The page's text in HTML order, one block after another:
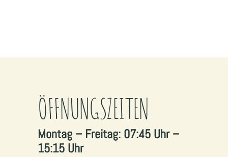
ÖFFNUNGSZEITEN
Montag – Freitag: 07:45 Uhr –
15:15 Uhr